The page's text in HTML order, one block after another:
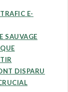
E-
SAUVAGE
DISPARU